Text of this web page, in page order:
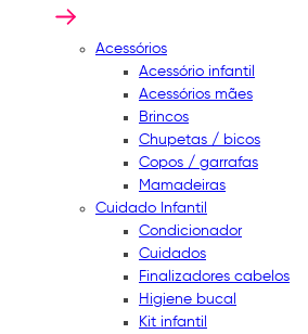
Acessórios
Acessório infantil
Acessórios mães
Brincos
Chupetas / bicos
Copos / garrafas
Mamadeiras
Cuidado Infantil
Condicionador
Cuidados
Finalizadores cabelos
Higiene bucal
Kit infantil